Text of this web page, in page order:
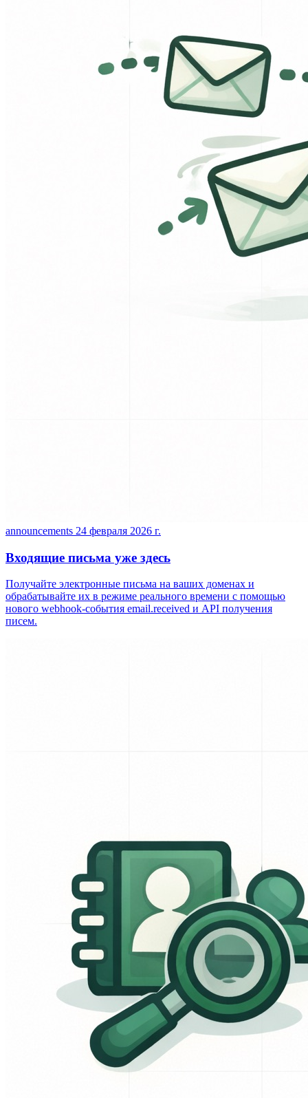
announcements 24 февраля 2026 г.
Входящие письма уже здесь
Получайте электронные письма на ваших доменах и
обрабатывайте их в режиме реального времени с помощью
нового webhook-события email.received и API получения
писем.